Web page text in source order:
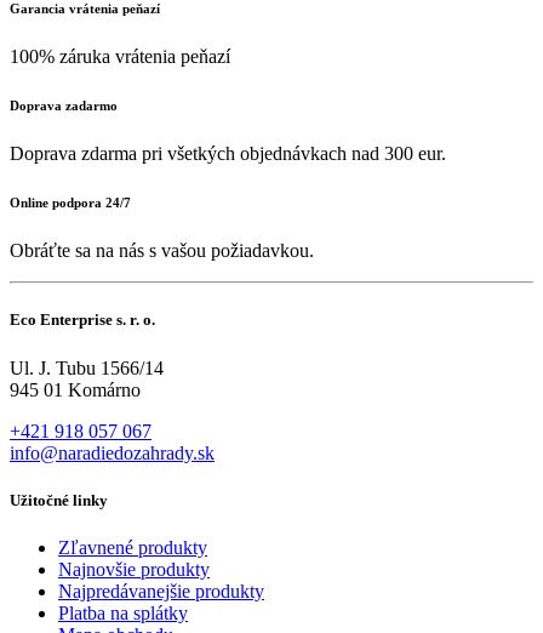
Garancia vrátenia peňazí
100% záruka vrátenia peňazí
Doprava zadarmo
Doprava zdarma pri všetkých objednávkach nad 300 eur.
Online podpora 24/7
Obráťte sa na nás s vašou požiadavkou.
Eco Enterprise s. r. o.
Ul. J. Tubu 1566/14
945 01 Komárno
+421 918 057 067
info@naradiedozahrady.sk
Užitočné linky
Zľavnené produkty
Najnovšie produkty
Najpredávanejšie produkty
Platba na splátky